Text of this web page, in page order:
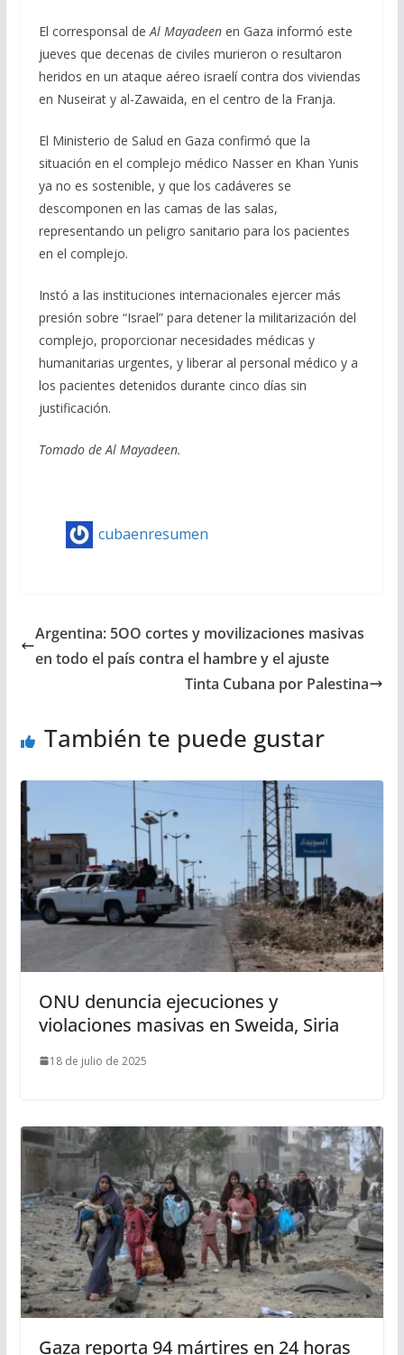
El corresponsal de Al Mayadeenen Gaza informó este
jueves que decenas de civiles murieron o resultaron
heridos en un ataque aéreo israelí contra dos viviendas
en Nuseirat y al-Zawaida, en el centro de la Franja.
El Ministerio de Salud en Gaza confirmó que la
situación en el complejo médico Nasser en Khan Yunis
ya no es sostenible, y que los cadáveres se
descomponen en las camas de las salas,
representando un peligro sanitario para los pacientes
en el complejo.
Instó a las instituciones internacionales ejercer más
presión sobre “Israel” para detener la militarización del
complejo, proporcionar necesidades médicas y
humanitarias urgentes, y liberar al personal médico y a
los pacientes detenidos durante cinco días sin
justificación.
Tomado de Al Mayadeen.
cubaenresumen
Argentina: 5OO cortes y movilizaciones masivas
en todo el país contra el hambre y el ajuste
Tinta Cubana por Palestina
También te puede gustar
ONU denuncia ejecuciones y
violaciones masivas en Sweida, Siria
18 de julio de 2025
Gaza reporta 94 mártires en 24 horas